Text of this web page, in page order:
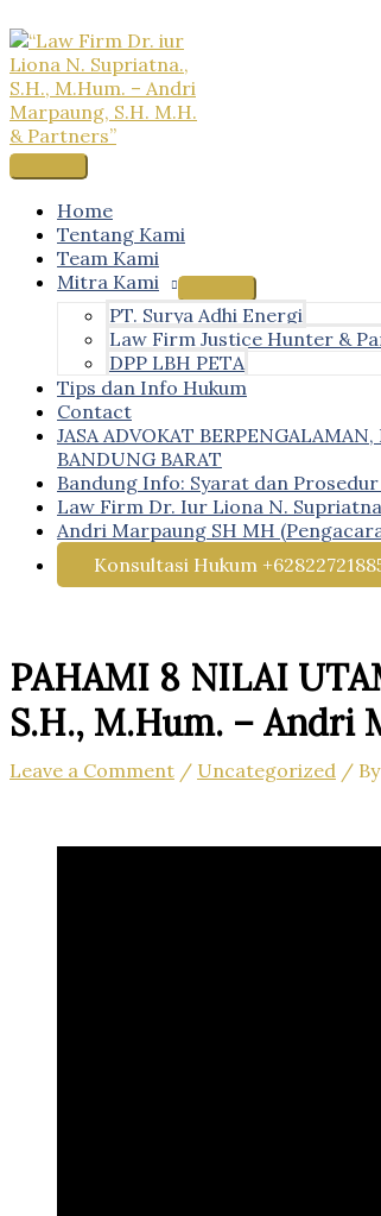
to
content
Main
Menu
Home
Tentang Kami
Team Kami
Mitra Kami
PT. Surya Adhi Energi
Law Firm Justice Hunter &
DPP LBH PETA
Tips dan Info Hukum
Contact
JASA ADVOKAT
BANDUNG BARAT
Bandung Info: Syarat dan
Law Firm Dr. Iur Liona N.
Andri Marpaung SH MH
Konsultasi Hukum
PAHAMI 8 NILAI
S.H., M.Hum. – Andri
Leave a Comment / Uncategorized / By